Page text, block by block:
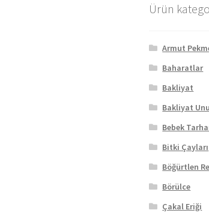
Ürün
Armut
Baharatlar
Bakliyat
Bakliyat
Bebek
Bitki Çayları
Böğürtlen
Börülce
Çakal Eriği